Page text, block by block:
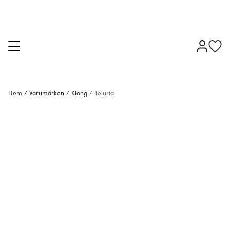
Hem / Varumärken / Klong / Teluria